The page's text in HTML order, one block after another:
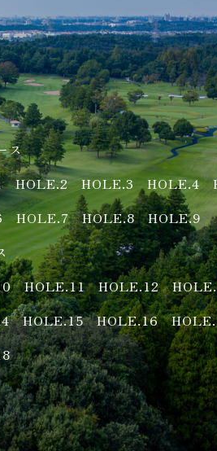
ス
HOLE.2 HOLE.3 HOLE.4
HOLE.7 HOLE.8
HOLE.9
HOLE.11 HOLE.12
HOLE.15 HOLE.16